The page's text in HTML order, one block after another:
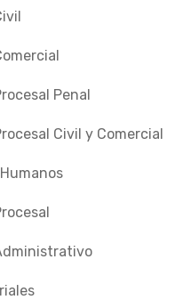
Penal
Civil y Comercial